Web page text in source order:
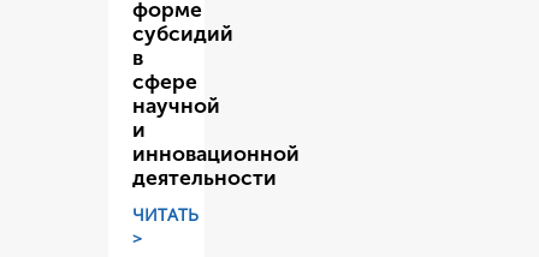
форме
субсидий
в
сфере
научной
и
инновационной
деятельности
ЧИТАТЬ
>